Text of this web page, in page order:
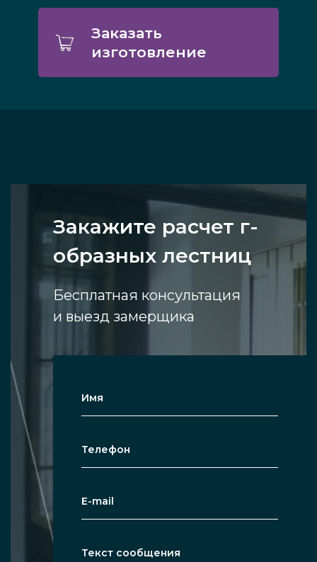
Заказать
изготовление
Закажите расчет г-
образных лестниц
Бесплатная консультация
и выезд замерщика